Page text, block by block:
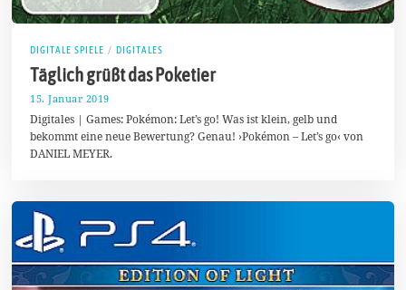
DIGITALE SPIELE / DIGITALES
Täglich grüßt das Poketier
15. Januar 2019
.
J
a
2
0
1
9
Digitales | Games: Pokémon: Let’s go! Was ist klein, gelb und
bekommt eine neue Bewertung? Genau! ›Pokémon – Let’s go‹ von
DANIEL MEYER.